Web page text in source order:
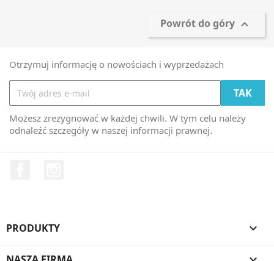
Powrót do góry 
Otrzymuj informację o nowościach i wyprzedażach
Możesz zrezygnować w każdej chwili. W tym celu należy
odnaleźć szczegóły w naszej informacji prawnej.
PRODUKTY 